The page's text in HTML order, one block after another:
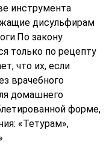
инструмента
дисульфирам
закону
только по рецепту
что их, если
врачебного
домашнего
форме,
«Тетурам»,